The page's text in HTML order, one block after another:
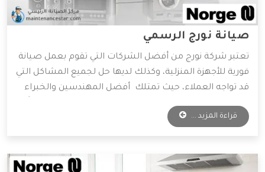
صيانة نورج الرسمي
تعتبر شركة نورج من أفضل الشركات التي تقوم بعمل صيانة
فورية للأجهزة المنزلية، وكذلك لديها حل لجميع المشاكل التي
قد تواجه العملاء، حيث تمتلك أفضل المهندسين والخبراء
المتخصصين في صيانة جميع الأجهزة الكهربائية، واعتماداً
على آراء الكثير من العملاء فهي الأفضل دائمًا في عمليات
قراءة المزيد ...